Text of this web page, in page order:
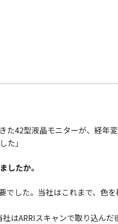
た42型液晶モニターが、経
た」
したか。
した。当社はこれまで、色
はARRIスキャンで取り込ん